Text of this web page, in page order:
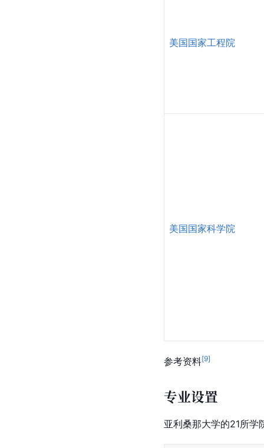
美国国家工程院
美国国家科学院
参考资料[9]
专业设置
亚利桑那大学的21所学